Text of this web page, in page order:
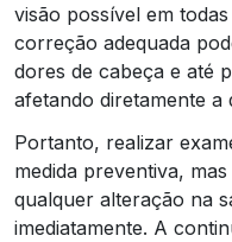
visão possível em
correção adequada
dores de cabeça e até
afetando diretamente a
Portanto, realizar
medida preventiva,
qualquer alteração na
imediatamente. A